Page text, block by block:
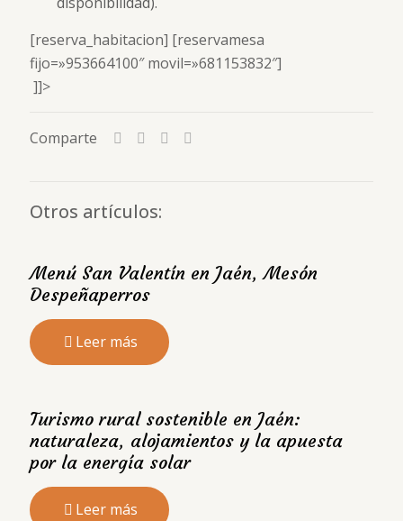
[reserva_habitacion] [reservamesa
fijo=»953664100″ movil=»681153832″]
]]>
Comparte
Otros artículos:
Menú San Valentín en Jaén, Mesón
Despeñaperros
Leer más
Turismo rural sostenible en Jaén:
naturaleza, alojamientos y la apuesta
por la energía solar
Leer más